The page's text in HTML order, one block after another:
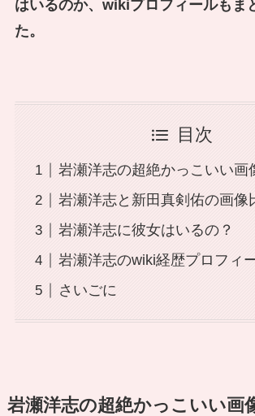
はいるのか、wikiプロフィールもま
た。
目次
岩瀬洋志の超絶かっこいい画
岩瀬洋志と新田真剣佑の画像
岩瀬洋志に彼女はいるの？
岩瀬洋志のwiki経歴プロフィ
さいごに
岩瀬洋志の超絶かっこいい画